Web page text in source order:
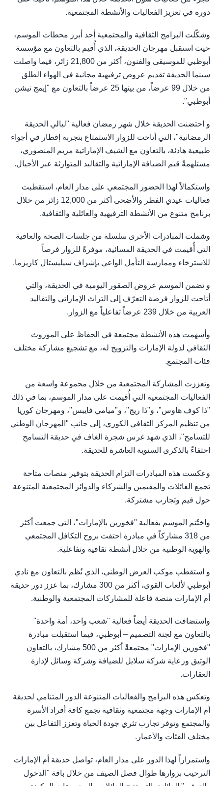
دوره في تعزيز الفعاليات والأنشطة المجتمعية.
وشكّلت البرامج الثقافية والمجتمعية أحد أبرز محطات الموسم،
حيث استقبل مهرجان الحديقة، الذي أُقيم بالتعاون مع مؤسسة
أبوظبي للموسيقى والفنون، أكثر من 21,800 زائر، فيما واصلت
سينما الحديقة تقديم عروض ترفيهية مجانية في الهواء الطلق
من خلال 99 عرضاً، من بينها 25 عرضاً بالتعاون مع "إيمج نيشن
أبوظبي".
و احتضنت الحديقة خلال شهر رمضان فعالية "ليالي الحديقة
الرمضانية"، التي أتاحت للزوار الاستمتاع بتجربة إفطار في أجواء
طبيعية هادئة، بالتعاون مع الشيف الإماراتية مريم المنصوري،
مستلهمةً قيم الضيافة الإماراتية والتقاليد المتوارثة عبر الأجيال.
واستكمالاً لهذا الحضور المجتمعي على مدار العام، استقطبت
فعاليات عيدي الفطر والأضحى أكثر من 12,000 زائر من خلال
برنامج متنوع من الأنشطة الترفيهية والعائلية والثقافية.
وشملت المبادرات الأخرى سلسلة من جلسات الصحة والعافية
التي أُقيمت في الحديقة المسائية، موفرةً للزوار فرصاً
للاسترخاء وممارسة التأمل الواعي بإشراف سيليستال كاريزما.
و تضمن الموسم عروض الصقور اليومية في الحديقة، والتي
أتاحت للزوار فرصة التعرّف إلى التراث الإماراتي والتقاليد
العربية من خلال 239 عرضاً تفاعلياً مع الزوار.
وأسهمت هذه الأنشطة مجتمعة في الحفاظ على الموروث
الثقافي لدولة الإمارات والترويج له، مع تشجيع مشاركة مختلف
فئات المجتمع.
وتعززت المشاركة المجتمعية من خلال مجموعة واسعة من
الفعاليات المجتمعية التي أُقيمت على مدار الموسم، بما في ذلك
"ذا كوف هاوس"، و"ذا ريج"، و"ميامي فايبس"، ومهرجان كوريا
من تنظيم المركز الثقافي الكوري، إلى جانب "المهرجان الوطني
للتسامح"، الذي شهد غرس شجرة الغاف في حديقة التسامح
احتفاءً بالذكرى السنوية العاشرة للحديقة.
وعكست هذه المبادرات التزام الحديقة بتوفير منصات متاحة
تجمع العائلات والمقيمين والشركاء والدوائر المجتمعية المتنوعة
حول قيم وتجارب مشتركة.
واختُتم الموسم بفعالية "فخورين بالإمارات"، التي جمعت أكثر
من 318 مشاركاً في مبادرة احتفت بروح التكافل المجتمعي
والهوية الوطنية من خلال أنشطة ثقافية وتفاعلية.
و استقطب موكب العرض الوطني، الذي نُظم بالتعاون مع نادي
أبوظبي لألعاب القوى، أكثر من 300 مشارك، بما عزز دور حديقة
أم الإمارات منصة فاعلة للمشاركات المجتمعية والوطنية.
واستضافت الحديقة أيضاً فعالية "شعب واحد، أمة واحدة"
بالتعاون مع لجنة التصميم – أبوظبي، فيما استقبلت مبادرة
"فخورين الإمارات" مجتمعةً أكثر من 500 مشارك، بالتعاون
الوثيق ورعاية شركة سلايل للضيافة وشركة وسائل لإدارة
العقارات.
وتعكس هذه البرامج والفعاليات المتنوعة الدور المتنامي لحديقة
أم الإمارات وجهة مجتمعية وثقافية تجمع كافة أفراد الأسرة
والمجتمع وتوفر تجارب تثري جودة الحياة وتعزز التفاعل بين
مختلف الفئات والأعمار.
واستمراراً لهذا الدور على مدار العام، تواصل حديقة أم الإمارات
الترحيب بزوارها طوال فصل الصيف من خلال باقة "الدخول